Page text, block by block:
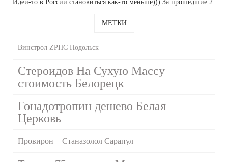
Идей-то в России становиться как-то меньше))) За прошедшие 2.
МЕТКИ
Винстрол ZPHC Подольск
Стероидов На Сухую Массу
стоимость Белорецк
Гонадотропин дешево Белая
Церковь
Провирон + Станазолол Сарапул